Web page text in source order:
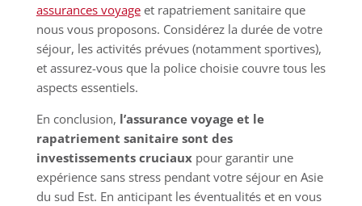
assurances voyageet rapatriement sanitaire que
nous vous proposons. Considérez la durée de votre
séjour, les activités prévues (notamment sportives),
et assurez-vous que la police choisie couvre tous les
aspects essentiels.
En conclusion, l’assurance voyage et le
rapatriement sanitaire sont des
investissements cruciauxpour garantir une
expérience sans stress pendant votre séjour en Asie
du sud Est. En anticipant les éventualités et en vous